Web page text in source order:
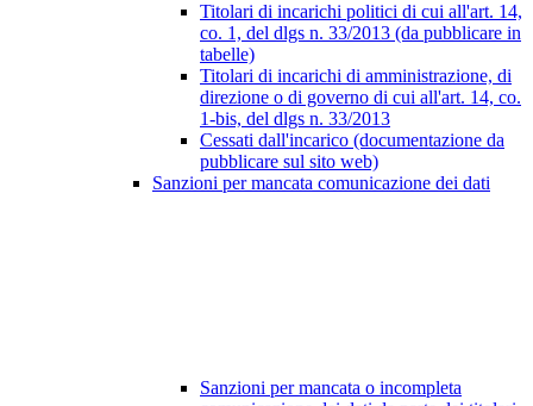
Titolari di incarichi politici di cui all'art. 14,
co. 1, del dlgs n. 33/2013 (da pubblicare in
tabelle)
Titolari di incarichi di amministrazione, di
direzione o di governo di cui all'art. 14, co.
1-bis, del dlgs n. 33/2013
Cessati dall'incarico (documentazione da
pubblicare sul sito web)
Sanzioni per mancata comunicazione dei dati
Sanzioni per mancata o incompleta